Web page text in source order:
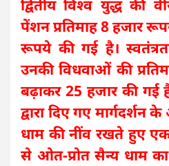
द्वितीय विश्व युद्ध की
पेंशन प्रतिमाह 8 हजार
रूपये की गई है।
उनकी विधवाओं की
बढ़ाकर 25 हजार की गई
द्वारा दिए गए
धाम की नींव रखते हुए एक
से ओत-प्रोत सैन्य धाम का